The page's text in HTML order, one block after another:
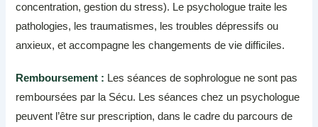
concentration, gestion du stress). Le psychologue traite les
pathologies, les traumatismes, les troubles dépressifs ou
anxieux, et accompagne les changements de vie difficiles.
Remboursement : Les séances de sophrologue ne sont pas
remboursées par la Sécu. Les séances chez un psychologue
peuvent l’être sur prescription, dans le cadre du parcours de